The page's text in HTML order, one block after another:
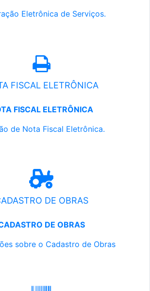
Eletrônica de Serviços.
FISCAL ELETRÔNICA
FISCAL ELETRÔNICA
de Nota Fiscal Eletrônica.
DE OBRAS
DE OBRAS
sobre o Cadastro de Obras